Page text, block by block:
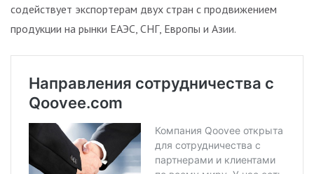
содействует экспортерам двух стран с продвижением
продукции на рынки ЕАЭС, СНГ, Европы и Азии.